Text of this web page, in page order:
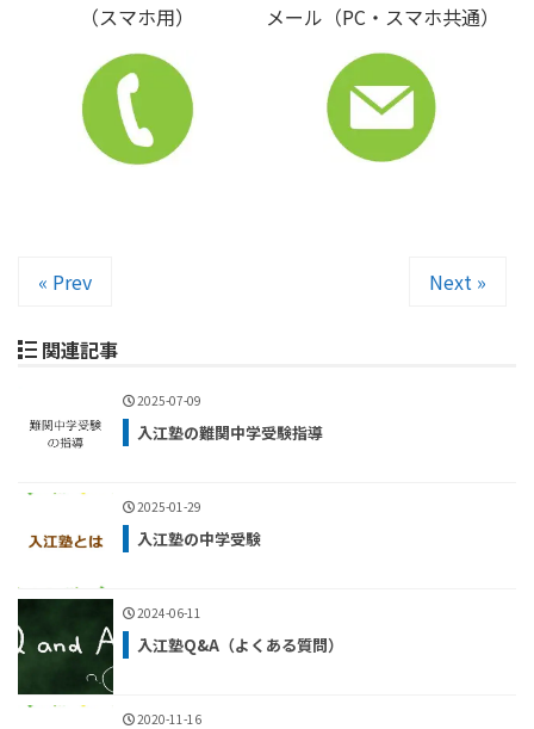
（スマホ用） メール（PC・スマホ共通）
« Prev Next »
関連記事
2025-07-09
入江塾の難関中学受験指導
2025-01-29
入江塾の中学受験
2024-06-11
入江塾Q&A（よくある質問）
2020-11-16